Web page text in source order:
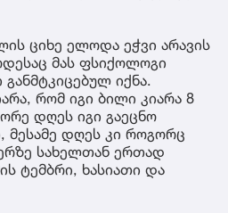
ციხე ელოდა ეჭვი არავის
მას ფსიქოლოგი
განმტკიცებულ იქნა.
რომ იგი ბილი კიარა 8
დღეს იგი გაეცნო
დღეს კი როგორც
სახელთან ერთად
ტემბრი, ხასიათი და